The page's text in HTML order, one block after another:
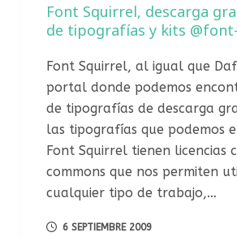
Font Squirrel, descarga
de tipografías y kits
Font Squirrel, al igual que
portal donde podemos
de tipografías de descarga
las tipografías que podemos
Font Squirrel tienen licencias
commons que nos permiten
cualquier tipo de trabajo,…
6 SEPTIEMBRE 2009